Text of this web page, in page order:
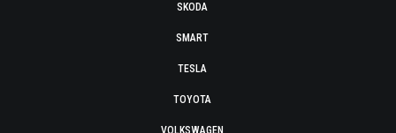
SKODA
SMART
TESLA
TOYOTA
VOLKSWAGEN